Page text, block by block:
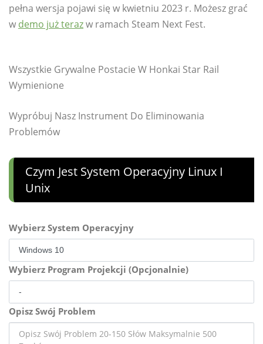
pełna wersja pojawi się w kwietniu 2023 r. Możesz grać
w demo już terazw ramach Steam Next Fest.
Wszystkie Grywalne Postacie W Honkai Star Rail
Wymienione
Wypróbuj Nasz Instrument Do Eliminowania
Problemów
Czym Jest System Operacyjny Linux I
Unix
Wybierz System Operacyjny
Wybierz Program Projekcji (Opcjonalnie)
Opisz Swój Problem